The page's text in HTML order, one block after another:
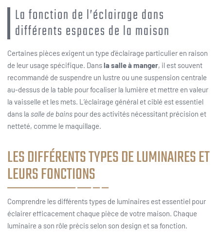
La fonction de l’éclairage dans
différents espaces de la maison
Certaines pièces exigent un type d’éclairage particulier en raison
de leur usage spécifique. Dansla salle à manger, il est souvent
recommandé de suspendre un lustre ou une suspension centrale
au-dessus de la table pour focaliser la lumière et mettre en valeur
la vaisselle et les mets. L’éclairage général et ciblé est essentiel
dans la salle de bains pour des activités nécessitant précision et
netteté, comme le maquillage.
LES DIFFÉRENTS TYPES DE LUMINAIRES ET
LEURS FONCTIONS
Comprendre les différents types de luminaires est essentiel pour
éclairer efficacement chaque pièce de votre maison. Chaque
luminaire a son rôle précis selon son design et sa fonction.